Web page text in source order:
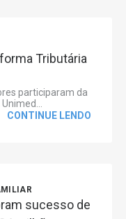
Tributária
participaram da
CONTINUE LENDO
sucesso de